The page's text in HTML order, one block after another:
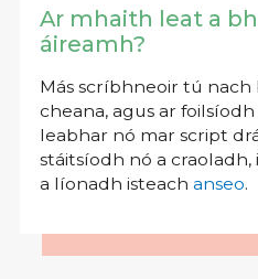
Ar mhaith leat a
áireamh?
Más scríbhneoir tú nach
cheana, agus ar
leabhar nó mar script
stáitsíodh nó a craoladh,
a líonadh isteach anseo.